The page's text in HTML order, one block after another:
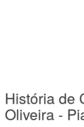
História de
Oliveira -